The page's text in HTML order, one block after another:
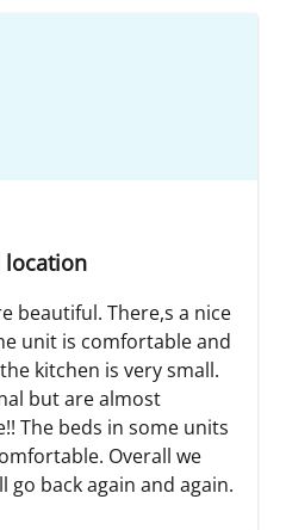
location
beautiful. There,s a nice
unit is comfortable and
kitchen is very small.
but are almost
The beds in some units
Overall we
back again and again.